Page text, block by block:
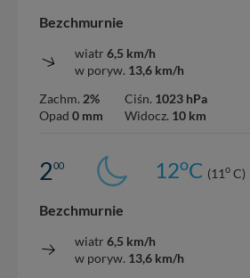
Bezchmurnie
wiatr 6,5 km/h
w poryw. 13,6 km/h
Zachm. 2%
Opad 0 mm
Ciśn. 1023 hPa
Widocz. 10 km
200 12oC (11o C)
Bezchmurnie
wiatr 6,5 km/h
w poryw. 13,6 km/h